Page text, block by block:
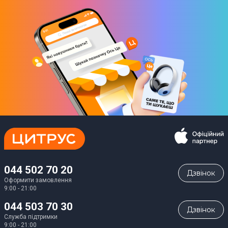
044 502 70 20
Оформити замовлення
9:00 - 21:00
Дзвiнок
044 503 70 30
Служба підтримки
9:00 - 21:00
Дзвiнок